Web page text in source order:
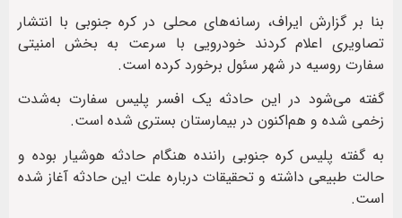
بنا بر گزارش ایراف، رسانه‌های محلی در کره جنوبی با انتشار
تصاویری اعلام کردند خودرویی با سرعت به بخش امنیتی
سفارت روسیه در شهر سئول برخورد کرده است.
گفته می‌شود در این حادثه یک افسر پلیس سفارت به‌شدت
زخمی شده و هم‌اکنون در بیمارستان بستری شده است.
به گفته پلیس کره جنوبی راننده هنگام حادثه هوشیار بوده و
حالت طبیعی داشته و تحقیقات درباره علت این حادثه آغاز شده
است.